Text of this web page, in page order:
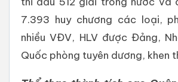
7.393 huy chương các loại,
nhiều VĐV, HLV được Đảng,
Quốc phòng tuyên dương, khen